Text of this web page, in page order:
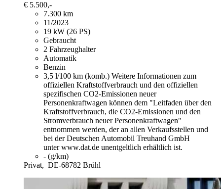
€ 5.500,-
7.300 km
11/2023
19 kW (26 PS)
Gebraucht
2 Fahrzeughalter
Automatik
Benzin
3,5 l/100 km (komb.) Weitere Informationen zum
offiziellen Kraftstoffverbrauch und den offiziellen
spezifischen CO2-Emissionen neuer
Personenkraftwagen können dem "Leitfaden über den
Kraftstoffverbrauch, die CO2-Emissionen und den
Stromverbrauch neuer Personenkraftwagen"
entnommen werden, der an allen Verkaufsstellen und
bei der Deutschen Automobil Treuhand GmbH
unter www.dat.de unentgeltlich erhältlich ist.
- (g/km)
Privat, DE-68782 Brühl